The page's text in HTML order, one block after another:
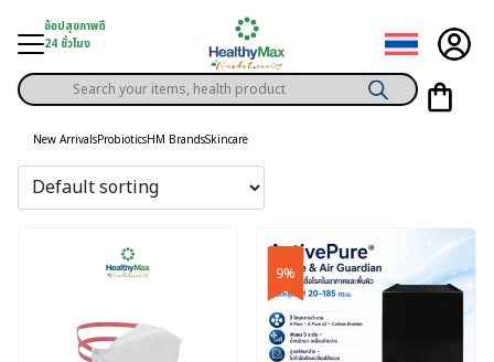
content
ช้อปสุขภาพดี
24 ชั่วโมง
Solution
Products
search
New ArrivalsProbioticsHM BrandsSkincare
9%